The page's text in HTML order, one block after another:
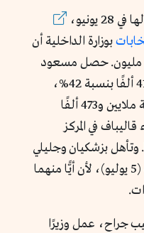
بوزارة الداخلية أن
عدد المصوتين بلغ أكثر من 24.5 مليون. حصل مسعود
بزشكيان على عشرة ملايين و415 ألفًا بنسبة 42%،
وحصل سعيد جليلي على تسعة ملايين و473 ألفًا
قاليباف في المركز
بزشكيان وجليلي
لجولة إعادة في الجمعة التالية (5 يوليو)، لأن أيًّا منهما
جراح، عمل وزيرًا